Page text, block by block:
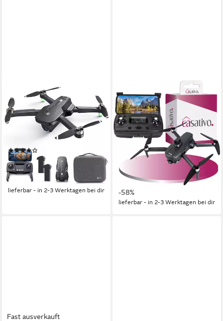
HOLY STONE
mit Kamera 4K, 46 Min
Flugzeit, Follow-Me,
Bürstenloser Motor Drohne
Flugzeit
129,99 € UVP
271,99 €
11,87 €mtl. in 12 Raten
-52%
lieferbar - in 2-3 Werktagen bei dir
Profi GPS-Drohne mit 4K-
Kamera faltbar 360°
Hindernis-Sensor Live-View
Drohne
25 min Flugzeit
249,99 €
22,83 €mtl. in 12 Raten
-58%
lieferbar - in 2-3 Werktagen bei dir
Fast ausverkauft